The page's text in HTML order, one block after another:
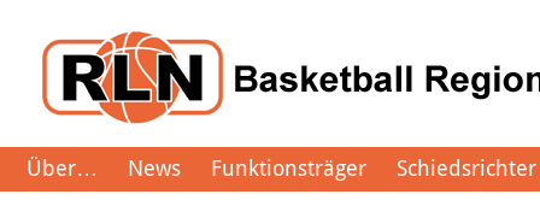
Über… News Funktionsträger Schiedsrichter